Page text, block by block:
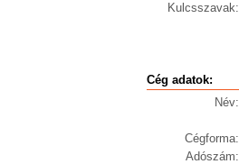
Kulcsszavak:
Cég adatok:
Név:
Cégforma:
Adószám: